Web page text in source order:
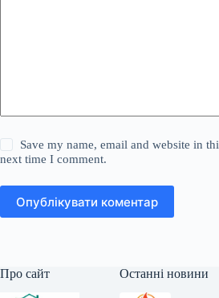
Save my name, email and website in
next time I comment.
Опублікувати коментар
Про сайт Останні новини